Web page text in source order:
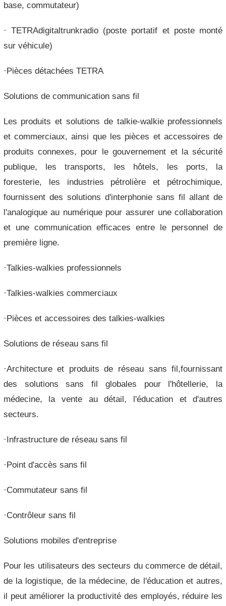
base, commutateur)
· TETRAdigitaltrunkradio (poste portatif et poste monté
sur véhicule)
·Pièces détachées TETRA
Solutions de communication sans fil
Les produits et solutions de talkie-walkie professionnels
et commerciaux, ainsi que les pièces et accessoires de
produits connexes, pour le gouvernement et la sécurité
publique, les transports, les hôtels, les ports, la
foresterie, les industries pétrolière et pétrochimique,
fournissent des solutions d'interphonie sans fil allant de
l'analogique au numérique pour assurer une collaboration
et une communication efficaces entre le personnel de
première ligne.
·Talkies-walkies professionnels
·Talkies-walkies commerciaux
·Pièces et accessoires des talkies-walkies
Solutions de réseau sans fil
·Architecture et produits de réseau sans fil,fournissant
des solutions sans fil globales pour l'hôtellerie, la
médecine, la vente au détail, l'éducation et d'autres
secteurs.
·Infrastructure de réseau sans fil
·Point d'accès sans fil
·Commutateur sans fil
·Contrôleur sans fil
Solutions mobiles d'entreprise
Pour les utilisateurs des secteurs du commerce de détail,
de la logistique, de la médecine, de l'éducation et autres,
il peut améliorer la productivité des employés, réduire les